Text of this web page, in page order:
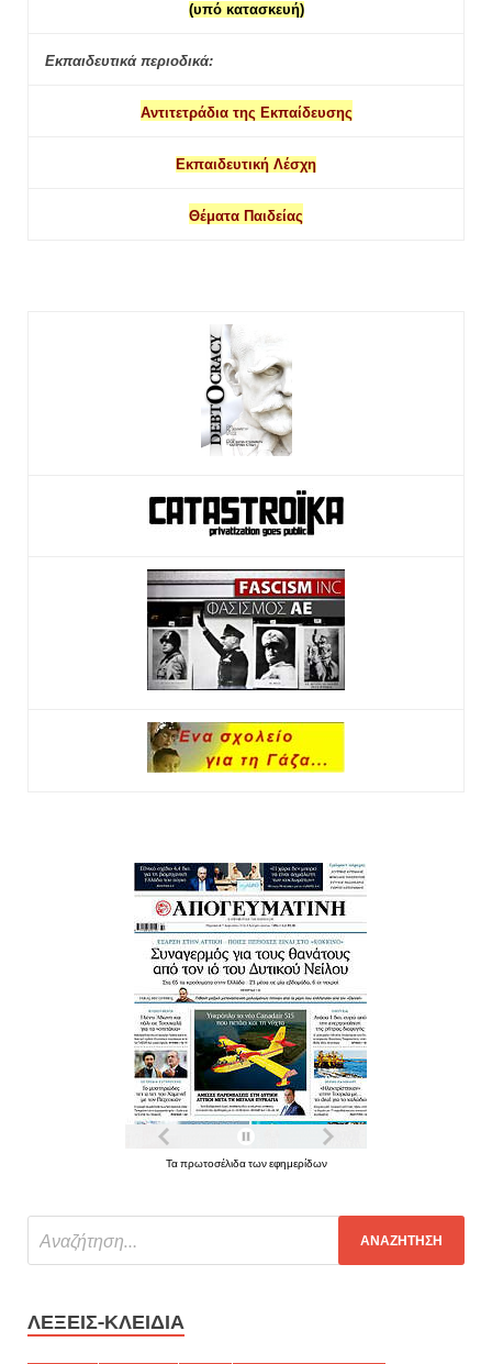
(υπό κατασκευή)
Εκπαιδευτικά περιοδικά:
Αντιτετράδια της Εκπαίδευσης
Εκπαιδευτική Λέσχη
Θέματα Παιδείας
Τα πρωτοσέλιδα των εφημερίδων
ΛΈΞΕΙΣ-ΚΛΕΙΔΙΆ